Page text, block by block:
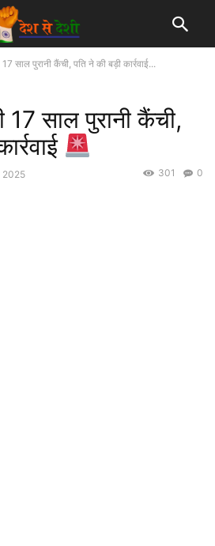
साल पुरानी कैंची, पति ने की बड़ी कार्रवाई...
साल पुरानी कैंची,
2025 0
301